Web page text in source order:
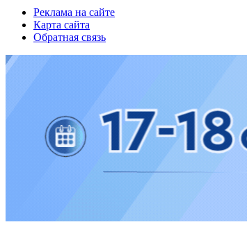
Реклама на сайте
Карта сайта
Обратная связь